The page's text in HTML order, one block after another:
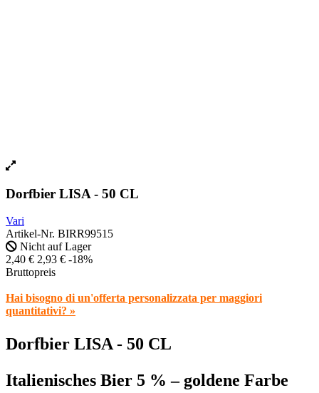
Dorfbier LISA - 50 CL
Vari
Artikel-Nr. BIRR99515
Nicht auf Lager
2,40 € 2,93 € -18%
Bruttopreis
Hai bisogno di un'offerta personalizzata per maggiori
quantitativi? »
Dorfbier LISA - 50 CL
Italienisches Bier 5 % – goldene Farbe